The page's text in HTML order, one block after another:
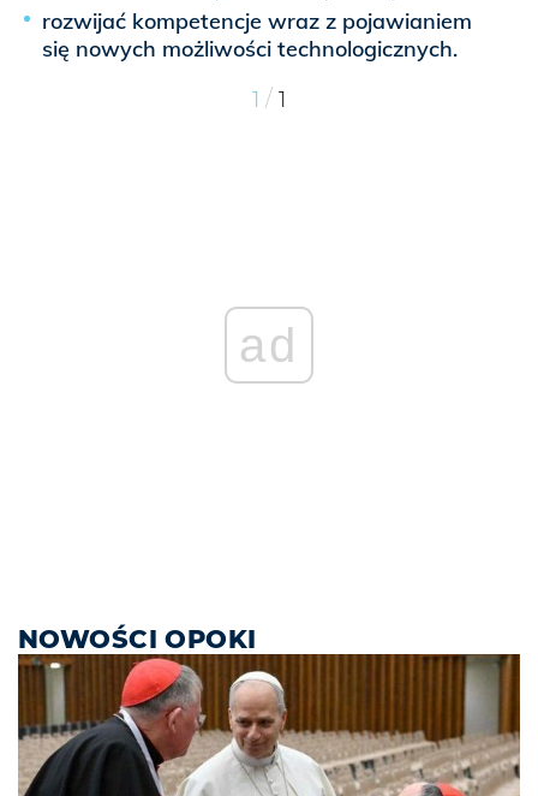
rozwijać kompetencje wraz z pojawianiem
się nowych możliwości technologicznych.
1 / 1
ad
NOWOŚCI OPOKI